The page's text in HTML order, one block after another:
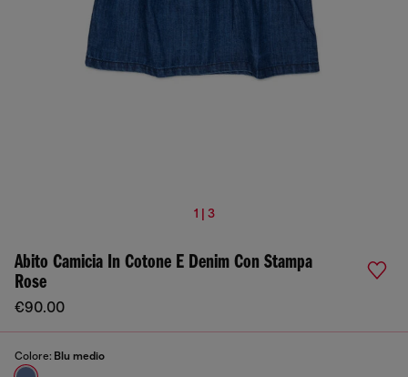
1 | 3
Abito Camicia In Cotone E Denim Con Stampa
Rose
€90.00
Colore: Blu medio